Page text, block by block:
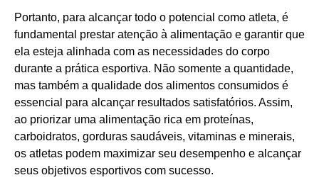
Portanto, para alcançar todo o potencial como atleta, é
fundamental prestar atenção à alimentação e garantir que
ela esteja alinhada com as necessidades do corpo
durante a prática esportiva. Não somente a quantidade,
mas também a qualidade dos alimentos consumidos é
essencial para alcançar resultados satisfatórios. Assim,
ao priorizar uma alimentação rica em proteínas,
carboidratos, gorduras saudáveis, vitaminas e minerais,
os atletas podem maximizar seu desempenho e alcançar
seus objetivos esportivos com sucesso.